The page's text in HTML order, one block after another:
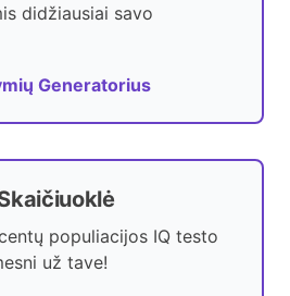
didžiausiai savo
Generatorius
populiacijos IQ testo
už tave!